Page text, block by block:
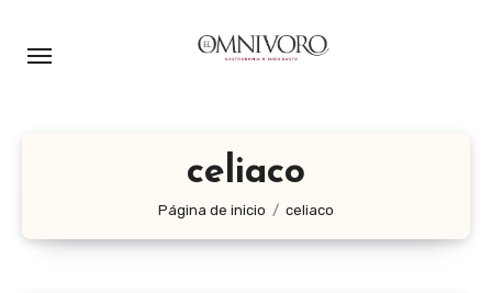
celiaco
Página de inicio celiaco